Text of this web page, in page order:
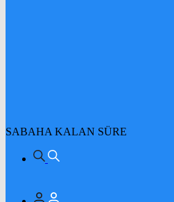
SABAHA KALAN SÜRE